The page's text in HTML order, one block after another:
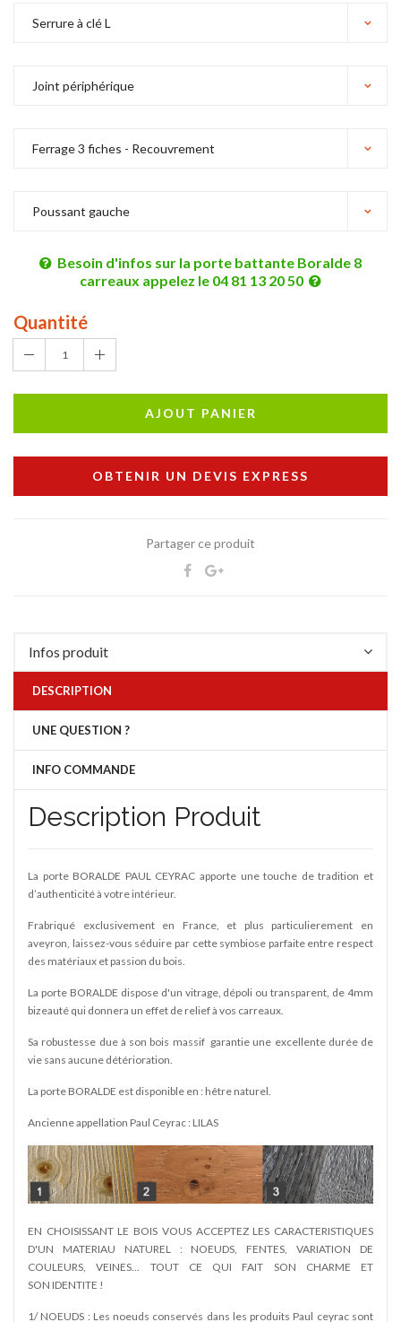
Besoin d'infos sur la porte battante Boralde 8
carreaux appelez le 04 81 13 20 50
Quantité
1
AJOUT PANIER
OBTENIR UN DEVIS EXPRESS
Partager ce produit
Infos produit
DESCRIPTION
UNE QUESTION ?
INFO COMMANDE
Description Produit
La porte BORALDE PAUL CEYRAC apporte une touche de tradition et
d’authenticité à votre intérieur.
Frabriqué exclusivement en France, et plus particulierement en
aveyron, laissez-vous séduire par cette symbiose parfaite entre respect
des matériaux et passion du bois.
La porte BORALDE dispose d'un vitrage, dépoli ou transparent, de 4mm
bizeauté qui donnera un effet de relief à vos carreaux.
Sa robustesse due à son bois massif garantie une excellente durée de
vie sans aucune détérioration.
La porte BORALDE est disponible en : hêtre naturel.
Ancienne appellation Paul Ceyrac : LILAS
EN CHOISISSANT LE BOIS VOUS ACCEPTEZ LES CARACTERISTIQUES
D'UN MATERIAU NATUREL : NOEUDS, FENTES, VARIATION DE
COULEURS, VEINES... TOUT CE QUI FAIT SON CHARME ET
SON IDENTITE !
1/ NOEUDS : Les noeuds conservés dans les produits Paul ceyrac sont